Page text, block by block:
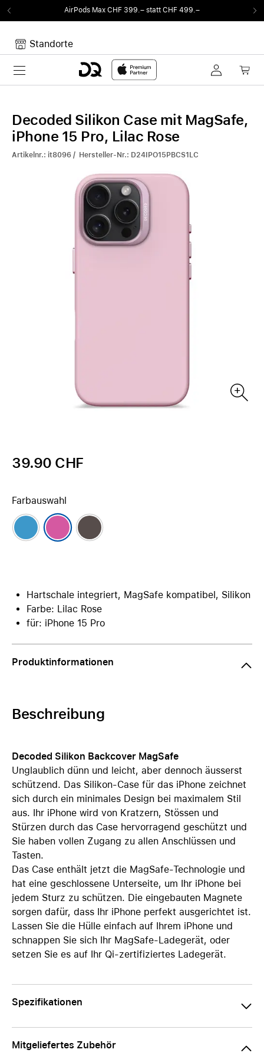
AirPods Max CHF 399.– statt CHF 499.–
Standorte
Toggle navigation
Decoded Silikon Case mit MagSafe,
iPhone 15 Pro, Lilac Rose
Artikelnr.: it8096 / Hersteller-Nr.: D24IPO15PBCS1LC
39.90 CHF
Farbauswahl
Hartschale integriert, MagSafe kompatibel, Silikon
Farbe: Lilac Rose
für: iPhone 15 Pro
Produktinformationen
Beschreibung
Decoded Silikon Backcover MagSafe
Unglaublich dünn und leicht, aber dennoch äusserst
schützend. Das Silikon-Case für das iPhone zeichnet
sich durch ein minimales Design bei maximalem Stil
aus. Ihr iPhone wird von Kratzern, Stössen und
Stürzen durch das Case hervorragend geschützt und
Sie haben vollen Zugang zu allen Anschlüssen und
Tasten.
Das Case enthält jetzt die MagSafe-Technologie und
hat eine geschlossene Unterseite, um Ihr iPhone bei
jedem Sturz zu schützen. Die eingebauten Magnete
sorgen dafür, dass Ihr iPhone perfekt ausgerichtet ist.
Lassen Sie die Hülle einfach auf Ihrem iPhone und
schnappen Sie sich Ihr MagSafe-Ladegerät, oder
setzen Sie es auf Ihr Qi-zertifiziertes Ladegerät.
Spezifikationen
Mitgeliefertes Zubehör